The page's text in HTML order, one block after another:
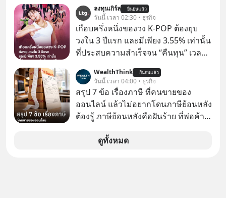
เคลื่อนหลัก ของการเติบโตทาง
เศรษฐกิจ และวิถีชีวิตของผู้คนอย่าง
ยาวนานต่อจากนี้
ลงทุนเกิร์ล ยืนยันแล้ว
วันนี้ เวลา 02:30 • ธุรกิจ
เกือบครึ่งหนึ่งของวง K-POP ต้องยุบ
วงใน 3 ปีแรก และมีเพียง 3.55% เท่านั้น
ที่ประสบความสำเร็จจน “คืนทุน” เวลา
เห็นภาพความสำเร็จที่หรูหรา คอนเสิร์ต
สเกลใหญ่ระดับสเตเดียม และยอดขา
ยอัลบัมถล่มทลายจากวงตัวท็อปอย่าง
BTS, BLACKPINK หรือ SEVENTEEN
WealthThink ยืนยันแล้ว
วันนี้ เวลา 04:00 • ธุรกิจ
สรุป 7 ข้อ เรื่องภาษี ที่คนขายของ
ออนไลน์ แล้วไม่อยากโดนภาษีย้อนหลัง
ต้องรู้ ภาษีย้อนหลังคือฝันร้าย ที่พ่อค้า
ดูทั้งหมด